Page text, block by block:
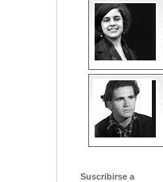
Suscribirse a